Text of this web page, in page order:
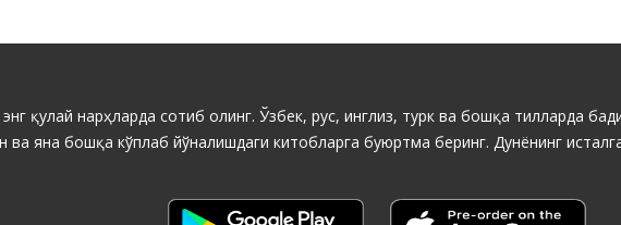
қулай нарҳларда сотиб олинг. Ўзбек, рус, инглиз, турк ва бошқа тилларда
ва яна бошқа кўплаб йўналишдаги китобларга буюртма беринг. Дунёнинг